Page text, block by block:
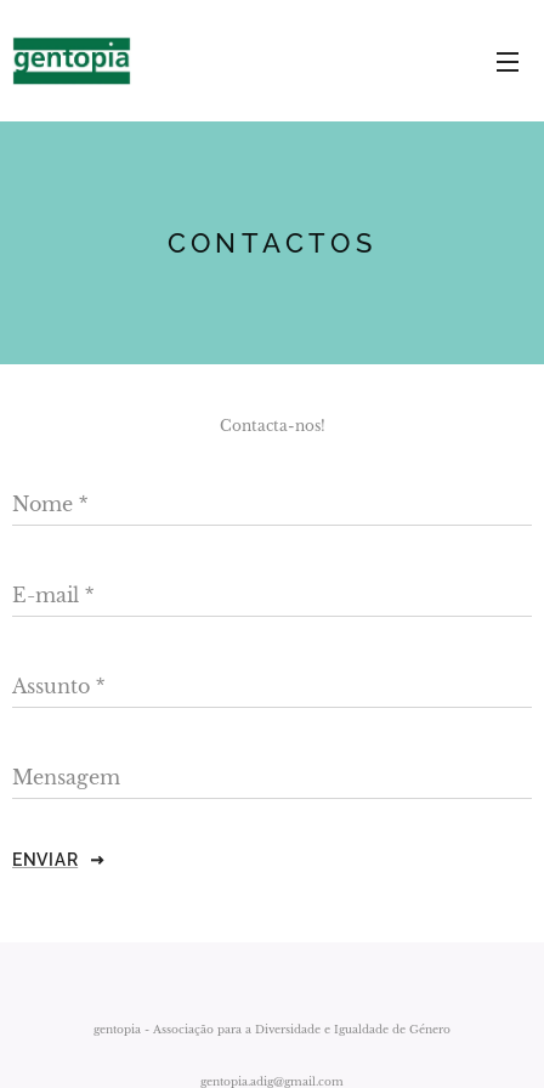
CONTACTOS
Contacta-nos!
Nome
E-mail
Assunto
Mensagem
ENVIAR
gentopia - Associação para a Diversidade e Igualdade de Género
gentopia.adig@gmail.com